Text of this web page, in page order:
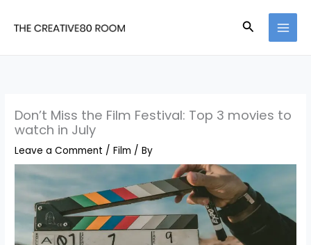
Search
Don’t Miss the Film Festival: Top 3 movies to
watch in July
Leave a Comment /Film / By